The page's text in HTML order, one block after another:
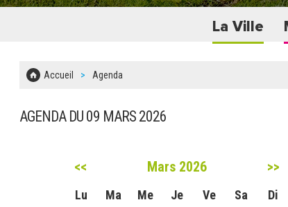
La Ville
Accueil Agenda
AGENDA DU 09 MARS 2026
<< Mars 2026 >>
Lu Ma Me Je Ve Sa
Di